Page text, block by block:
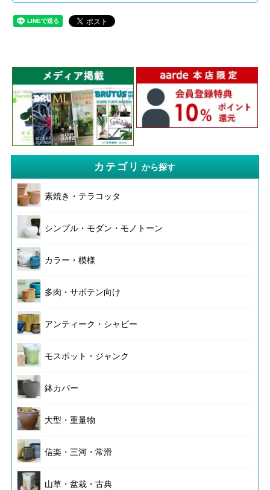
カテゴリ から探す
素焼き・テラコッタ
シンプル・モダン・モノトーン
カラー・模様
多肉・サボテン向け
アンティーク・シャビー
モスポット・ジャンク
鉢カバー
大型・重量物
信楽・三河・常滑
山草・盆栽・古典